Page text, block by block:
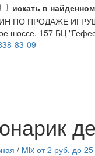
искать в найденном
ПО ПРОДАЖЕ
шоссе, 157 БЦ
83-09
parkservis.ru/data/small/
/ Mix от 2 руб. до